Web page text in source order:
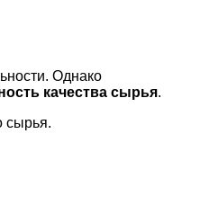
Однако
качества сырья.
сырья.